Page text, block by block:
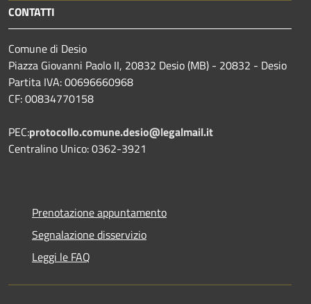
CONTATTI
Comune di Desio
Piazza Giovanni Paolo II, 20832 Desio (MB) - 20832 - Desio
Partita IVA: 00696660968
CF: 00834770158
PEC:protocollo.comune.desio@legalmail.it
Centralino Unico: 0362-3921
Prenotazione appuntamento
Segnalazione disservizio
Leggi le FAQ